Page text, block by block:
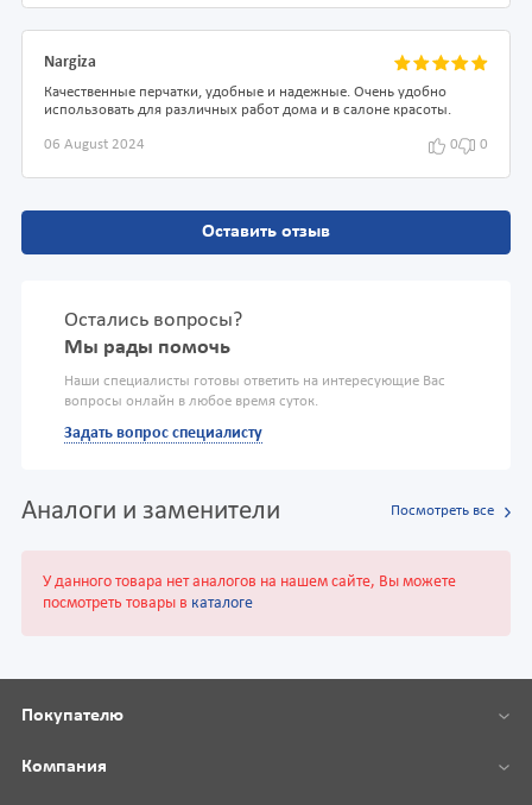
Nargiza
Качественные перчатки, удобные и надежные. Очень удобно
использовать для различных работ дома и в салоне красоты.
06 August 2024 0 0
Оставить отзыв
Остались вопросы?
Мы рады помочь
Наши специалисты готовы ответить на интересующие Вас
вопросы онлайн в любое время суток.
Задать вопрос специалисту
Аналоги и заменители Посмотреть все
У данного товара нет аналогов на нашем сайте, Вы можете
посмотреть товары в каталоге
Покупателю
Компания